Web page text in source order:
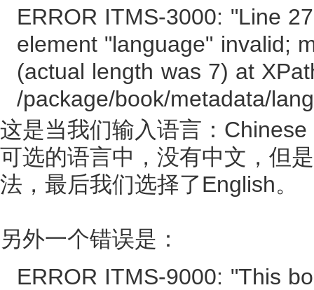
ERROR ITMS-3000: "Line
element "language" invalid;
(actual length was 7) at
/package/book/metadata/
这是当我们输入语言：
可选的语言中，没有中文，但
法，最后我们选择了English。
另外一个错误是：
ERROR ITMS-9000: "This